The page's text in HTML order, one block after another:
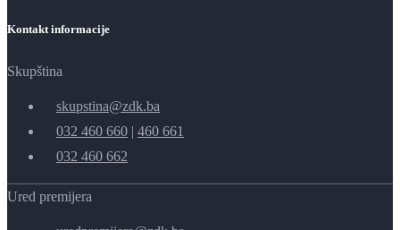
Kontakt informacije
Skupština
skupstina@zdk.ba
032 460 660 | 460 661
032 460 662
Ured premijera